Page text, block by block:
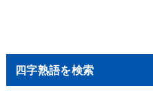
四字熟語を検索